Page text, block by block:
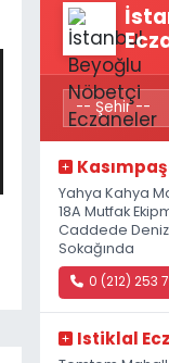
Yahya Kahya
18A Mutfak
Caddede
Sokağında
0 (212) 253
Istiklal